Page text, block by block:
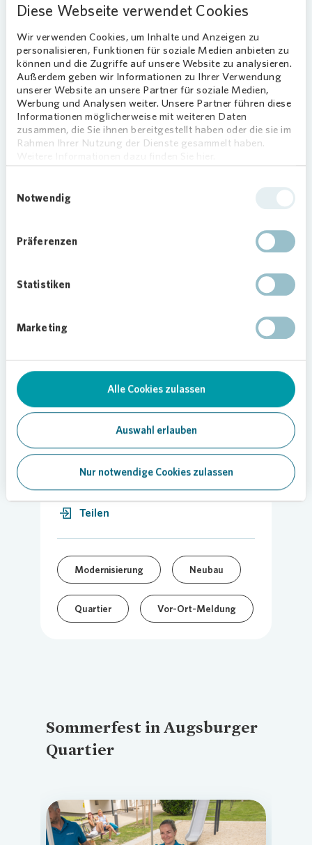
Diese Webseite verwendet Cookies
Wir verwenden Cookies, um Inhalte und Anzeigen zu
personalisieren, Funktionen für soziale Medien anbieten zu
können und die Zugriffe auf unsere Website zu analysieren.
Außerdem geben wir Informationen zu Ihrer Verwendung
unserer Website an unsere Partner für soziale Medien,
Werbung und Analysen weiter. Unsere Partner führen diese
Informationen möglicherweise mit weiteren Daten
zusammen, die Sie ihnen bereitgestellt haben oder die sie im
Rahmen Ihrer Nutzung der Dienste gesammelt haben.
Notwendig
Präferenzen
Statistiken
Marketing
Alle Cookies zulassen
Auswahl erlauben
Nur notwendige Cookies zulassen
Wohnungen verfügen über einen Balkon und eine
Einbauküche, und rund ein Viertel der neuen
Wohneinheiten ist barrierearm konzipiert. Das
Gebäude in Massivbauweise verfügt zudem über
einen Aufzug und ein begrüntes Dach mit
Photovoltaikanlage.
Im Keller gelegene Fahrradstellplätze sowie eine
Tiefgarage mit Pkw-Stellplätzen bieten
sowie E-Autostellplätze finden die Mieterinnen
und Mieter im Außenbereich. Dort wurde auch ein
das Quartier eingerichtet.
in der Theodor-Wiedemann-
Straße/Engelbergerstraße über 100 Wohnungen
2.000 Wohnungen in Augsburg.
Teilen
Modernisierung Neubau
Quartier Vor-Ort-Meldung
Sommerfest in Augsburger
Quartier